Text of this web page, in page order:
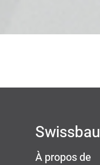
Swissbau
À propos de